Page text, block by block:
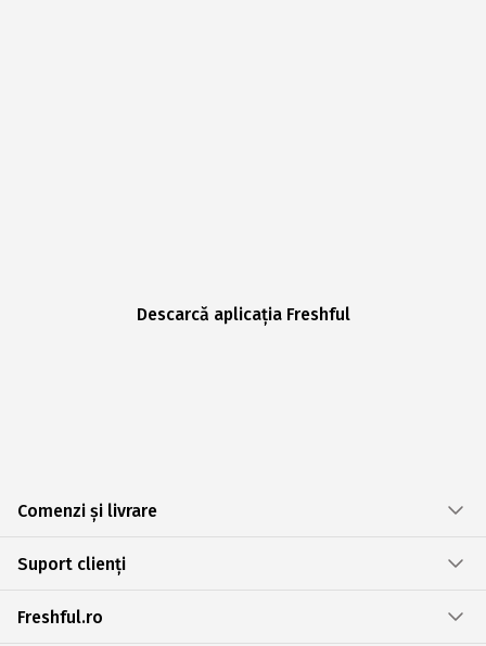
Descarcă aplicația Freshful
Comenzi și livrare
Suport clienți
Freshful.ro